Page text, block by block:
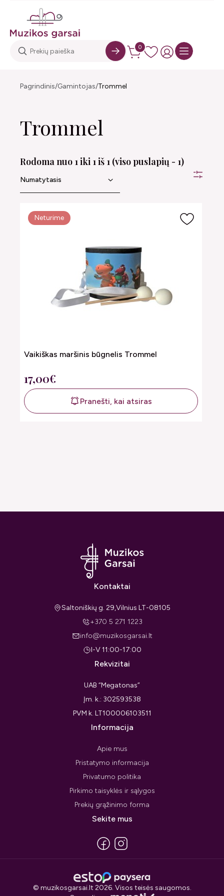
0
Pagrindinis Gamintojas Trommel
Trommel
Rodoma nuo 1 iki 1 iš 1 (viso puslapių - 1)
Neturime
Vaikiškas maršinis būgnelis Trommel
17,00€
Pranešti, kai atsiras
Kontaktai
Saltoniškių g. 29,Vilnius LT-08105
+370 5 271 1223
info@muzikosgarsai.lt
I-V 11:00-17:00
Rekvizitai
UAB “Megatonas”
Įm. k.: 302593538
PVM k. LT100006103511
Informacija
Apie mus
Pristatymo informacija
Privatumo politika
Pirkimo taisyklės ir sąlygos
Prekių grąžinimo forma
Sekite mus
© muzikosgarsai.lt 2026. Visos teisės saugomos.